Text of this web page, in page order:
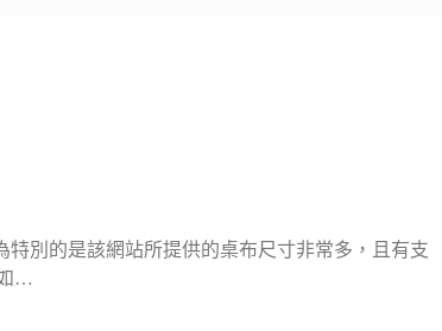
特別的是該網站所提供的桌布尺寸非常多，且有支
…